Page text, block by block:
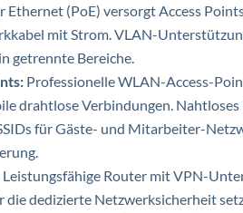
Ethernet (PoE) versorgt Access
mit Strom. VLAN-
getrennte Bereiche.
Professionelle WLAN-Access-
drahtlose Verbindungen. Nahtloses
für Gäste- und Mitarbeiter-
Leistungsfähige Router mit VPN-
die dedizierte Netzwerksicherheit